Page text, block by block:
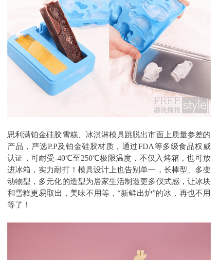
思利满铂金硅胶雪糕、冰淇淋模具跳脱出市面上质量参差的
产品，严选P.P及铂金硅胶材质，通过FDA等多级食品权威
认证，可耐受-40℃至250℃极限温度，不仅入烤箱，也可放
进冰箱，实力耐打！模具设计上也告别单一，长棒型、多变
动物型，多元化的造型为居家生活制造更多仪式感，让冰块
和雪糕更易取出，美味不用等，“新鲜出炉”的冰，再也不用
等了！